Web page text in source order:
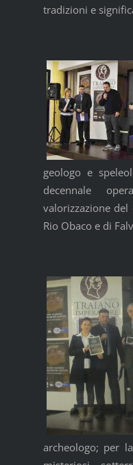
tradizioni e
geologo e
decennale
valorizzazione
Rio Obaco e di
archeologo; per